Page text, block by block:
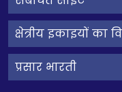
क्षेत्रीय इकाइयों का
प्रसार भारती